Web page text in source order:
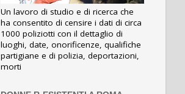
Un lavoro di studio e di ricerca che
ha consentito di censire i dati di circa
1000 poliziotti con il dettaglio di
luoghi, date, onorificenze, qualifiche
partigiane e di polizia, deportazioni,
morti